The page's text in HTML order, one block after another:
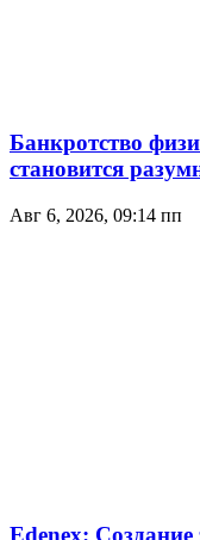
Банкротство
становится
Авг 6, 2026, 09:14 пп
Edenex: